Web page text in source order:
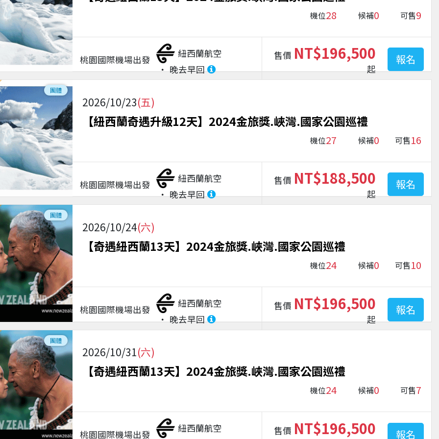
機位28 候補0 可售9
桃園國際機場出發
紐西蘭航空
晚去早回
售價 NT$196,500
起
報名
團體
2026/10/23(五)
【紐西蘭奇遇升級12天】2024金旅獎.峽灣.國家公園巡禮
機位27 候補0 可售16
桃園國際機場出發
紐西蘭航空
晚去早回
售價 NT$188,500
起
報名
團體
2026/10/24(六)
【奇遇紐西蘭13天】2024金旅獎.峽灣.國家公園巡禮
機位24 候補0 可售10
桃園國際機場出發
紐西蘭航空
晚去早回
售價 NT$196,500
起
報名
團體
2026/10/31(六)
【奇遇紐西蘭13天】2024金旅獎.峽灣.國家公園巡禮
機位24 候補0 可售7
桃園國際機場出發
紐西蘭航空
售價 NT$196,500 報名